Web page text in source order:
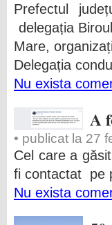
Prefectul
delegația
Mare,
Delegația
Nu exista
A
• publicat la 27
Cel care a
fi contactat pe
Nu exista